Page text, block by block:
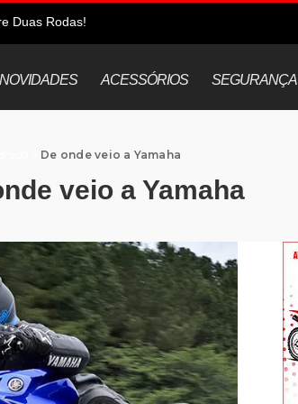
Duas Rodas!
NOVIDADES ACESSÓRIOS SEGURANÇA
De onde veio a Yamaha
veio a Yamaha